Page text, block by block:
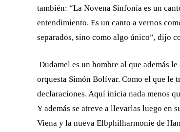
también: “La Novena Sinfonía es un
entendimiento. Es un canto a vernos
separados, sino como algo único”, dijo
Dudamel es un hombre al que además
orquesta Simón Bolívar. Como el que le
declaraciones. Aquí inicia nada menos
Y además se atreve a llevarlas luego en
Viena y la nueva Elbphilharmonie de